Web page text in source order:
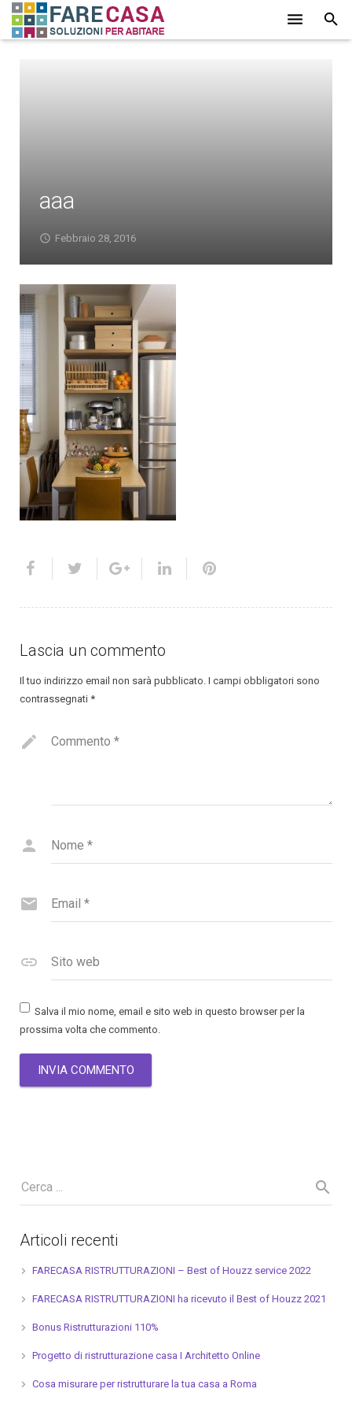
PROMOZIONI
PARTNER
CONTATTI
BLOG
aaa
Febbraio 28, 2016
Lascia un commento
Il tuo indirizzo email non sarà pubblicato. I campi obbligatori sono
contrassegnati *
Commento *
Nome *
Email *
Sito web
Salva il mio nome, email e sito web in questo browser per la
prossima volta che commento.
Articoli recenti
FARECASA RISTRUTTURAZIONI – Best of Houzz service 2022
FARECASA RISTRUTTURAZIONI ha ricevuto il Best of Houzz 2021
Bonus Ristrutturazioni 110%
Progetto di ristrutturazione casa I Architetto Online
Cosa misurare per ristrutturare la tua casa a Roma